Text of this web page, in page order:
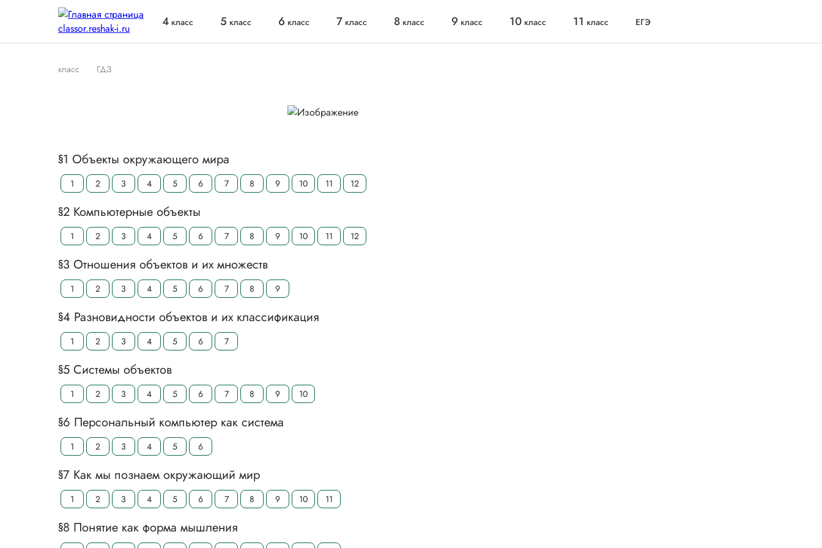
4 класс 5 класс 6 класс 7 класс 8 класс 9 класс 10 класс 11 класс ЕГЭ
класс ГДЗ
§1 Объекты окружающего мира
1 2 3 4 5 6 7 8 9 10 11 12
§2 Компьютерные объекты
1 2 3 4 5 6 7 8 9 10 11 12
§3 Отношения объектов и их множеств
1 2 3 4 5 6 7 8 9
§4 Разновидности объектов и их классификация
1 2 3 4 5 6 7
§5 Системы объектов
1 2 3 4 5 6 7 8 9 10
§6 Персональный компьютер как система
1 2 3 4 5 6
§7 Как мы познаем окружающий мир
1 2 3 4 5 6 7 8 9 10 11
§8 Понятие как форма мышления